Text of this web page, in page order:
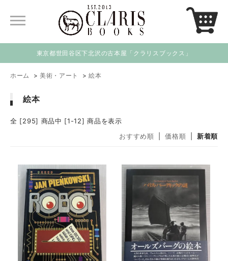
東京都世田谷区下北沢の古本屋「クラリスブックス」
ホーム > 美術・アート > 絵本
絵本
全 [295] 商品中 [1-12] 商品を表示
おすすめ順
価格順 新着順